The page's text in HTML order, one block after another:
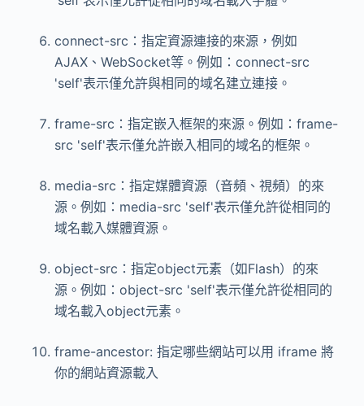
connect-src：指定資源連接的來源，例如
AJAX、WebSocket等。例如：connect-src
'self'表示僅允許與相同的域名建立連接。
frame-src：指定嵌入框架的來源。例如：frame-
src 'self'表示僅允許嵌入相同的域名的框架。
media-src：指定媒體資源（音頻、視頻）的來
源。例如：media-src 'self'表示僅允許從相同的
域名載入媒體資源。
object-src：指定object元素（如Flash）的來
源。例如：object-src 'self'表示僅允許從相同的
域名載入object元素。
frame-ancestor: 指定哪些網站可以用 iframe 將
你的網站資源載入